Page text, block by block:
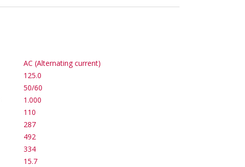
AC (Alternating current)
125.0
50/60
1.000
110
287
492
334
15.7